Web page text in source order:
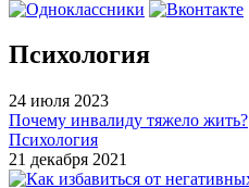
Психология
24 июля 2023
Почему инвалиду тяжело жить?
Психология
21 декабря 2021